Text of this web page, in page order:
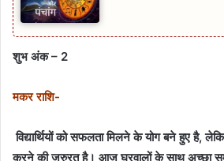
शुभ अंक – 2
मकर राशि-
विद्यार्थियों को सफलता मिलने के योग बने हुए है,
करने की जरुरत है। आज घरवालों के साथ अच्छा